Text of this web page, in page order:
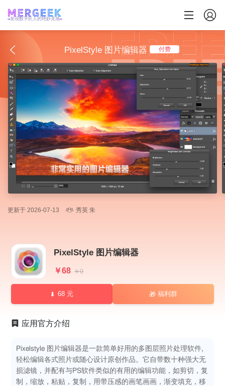
发现数字匠人的绝妙灵感
PixelStyle 图片编辑器 付费
更新于 2026-07-13 秀英 朱
PixelStyle 图片编辑器
￥68 ￥0
68 元 🎁 福利群
应用官方介绍
Pixelstyle 图片编辑器是一款简单好用的多图层照片处理软件,
轻松编辑各式照片或随心设计原创作品。它自带数十种强大无
损滤镜，并配有与PS软件类似的有用的编辑功能，如剪切，复
制，缩放，粘贴，复制，用带压感的画笔画画，渐变填充，移